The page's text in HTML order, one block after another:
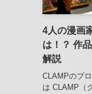
4人の漫画
は！？ 作
解説
CLAMPのプ
は CLAMP（